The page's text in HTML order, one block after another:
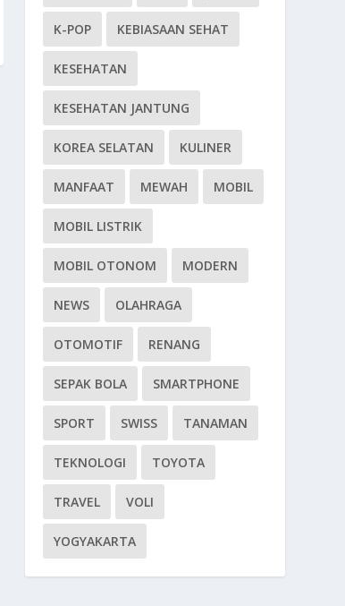
K-POP KEBIASAAN SEHAT
KESEHATAN
KESEHATAN JANTUNG
KOREA SELATAN KULINER
MANFAAT MEWAH MOBIL
MOBIL LISTRIK
MOBIL OTONOM MODERN
NEWS OLAHRAGA
OTOMOTIF RENANG
SEPAK BOLA SMARTPHONE
SPORT SWISS TANAMAN
TEKNOLOGI TOYOTA
TRAVEL VOLI
YOGYAKARTA